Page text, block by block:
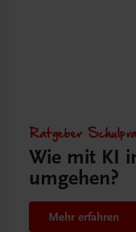
Ratgeber
Wie mit KI
umgehen?
Mehr erfahren